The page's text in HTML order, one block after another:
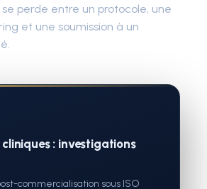
perde entre un protocole, une
et une soumission à un
: investigations
commercialisation sous ISO